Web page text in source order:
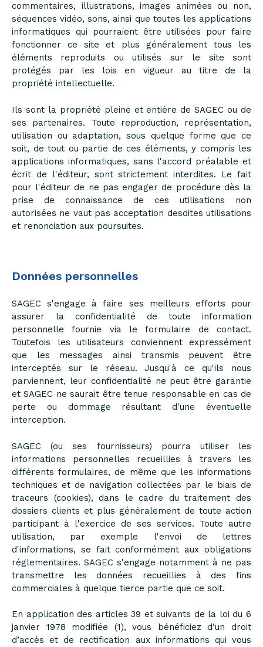
commentaires, illustrations, images animées ou non,
séquences vidéo, sons, ainsi que toutes les applications
informatiques qui pourraient être utilisées pour faire
fonctionner ce site et plus généralement tous les
éléments reproduits ou utilisés sur le site sont
protégés par les lois en vigueur au titre de la
propriété intellectuelle.
Ils sont la propriété pleine et entière de SAGEC ou de
ses partenaires. Toute reproduction, représentation,
utilisation ou adaptation, sous quelque forme que ce
soit, de tout ou partie de ces éléments, y compris les
applications informatiques, sans l'accord préalable et
écrit de l'éditeur, sont strictement interdites. Le fait
pour l'éditeur de ne pas engager de procédure dès la
prise de connaissance de ces utilisations non
autorisées ne vaut pas acceptation desdites utilisations
et renonciation aux poursuites.
Données personnelles
SAGEC s'engage à faire ses meilleurs efforts pour
assurer la confidentialité de toute information
personnelle fournie via le formulaire de contact.
Toutefois les utilisateurs conviennent expressément
que les messages ainsi transmis peuvent être
interceptés sur le réseau. Jusqu'à ce qu'ils nous
parviennent, leur confidentialité ne peut être garantie
et SAGEC ne saurait être tenue responsable en cas de
perte ou dommage résultant d'une éventuelle
interception.
SAGEC (ou ses fournisseurs) pourra utiliser les
informations personnelles recueillies à travers les
différents formulaires, de même que les informations
techniques et de navigation collectées par le biais de
traceurs (cookies), dans le cadre du traitement des
dossiers clients et plus généralement de toute action
participant à l'exercice de ses services. Toute autre
utilisation, par exemple l'envoi de lettres
d'informations, se fait conformément aux obligations
réglementaires. SAGEC s'engage notamment à ne pas
transmettre les données recueillies à des fins
commerciales à quelque tierce partie que ce soit.
En application des articles 39 et suivants de la loi du 6
janvier 1978 modifiée (1), vous bénéficiez d’un droit
d’accès et de rectification aux informations qui vous